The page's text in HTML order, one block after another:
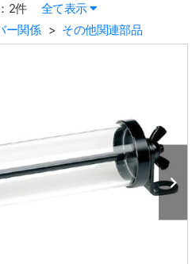
2件
全て表示
ー関係 その他関連部品